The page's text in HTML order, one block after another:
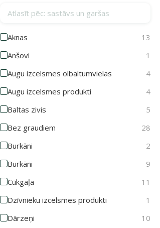
Atlasīt pēc: sastāvs un garšas
Aknas
13
Anšovi
1
Augu izcelsmes olbaltumvielas
4
Augu izcelsmes produkti
4
Baltas zivis
5
Bez graudiem
28
Burkāni
2
Burkāni
9
Cūkgaļa
11
Dzīvnieku izcelsmes produkti
1
Dārzeņi
10